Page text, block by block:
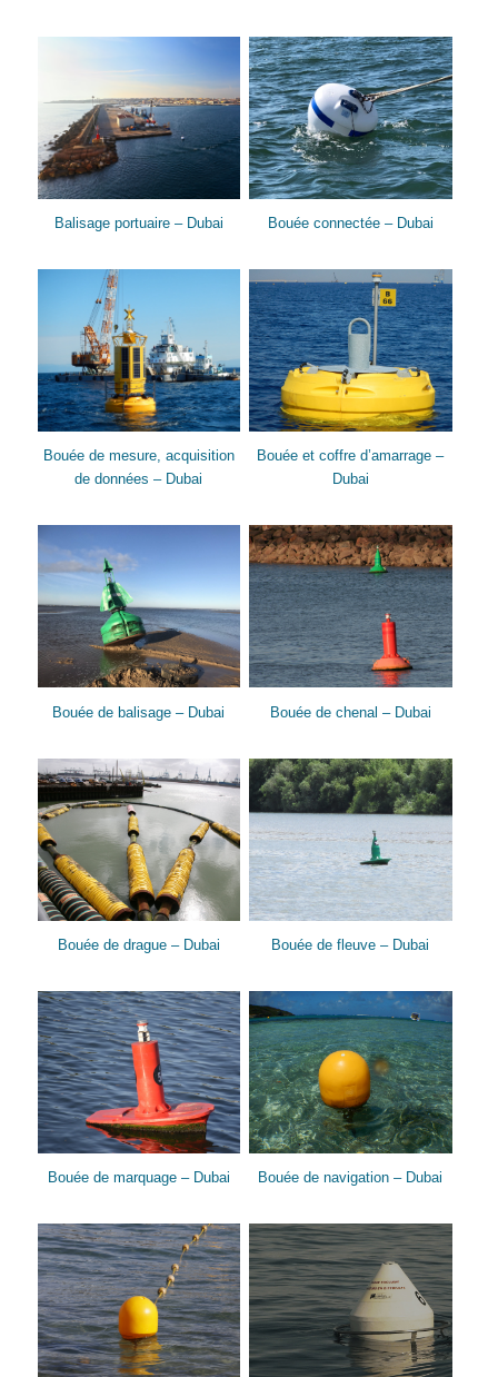
Balisage portuaire – Dubai Bouée connectée – Dubai
Bouée de mesure, acquisition
de données – Dubai
Bouée et coffre d’amarrage –
Dubai
Bouée de balisage – Dubai Bouée de chenal – Dubai
Bouée de drague – Dubai Bouée de fleuve – Dubai
Bouée de marquage – Dubai Bouée de navigation – Dubai